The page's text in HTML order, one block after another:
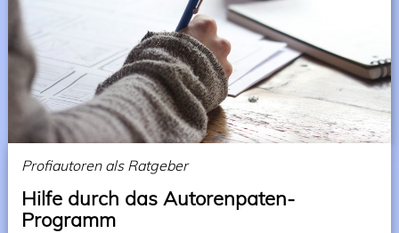
Profiautoren als Ratgeber
Hilfe durch das Autorenpaten-
Programm